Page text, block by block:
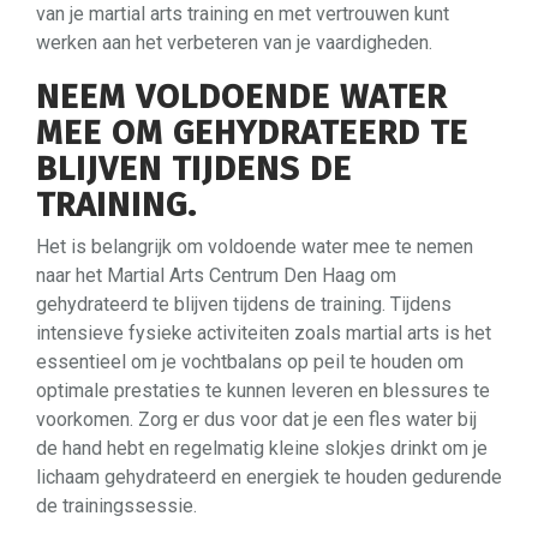
van je martial arts training en met vertrouwen kunt
werken aan het verbeteren van je vaardigheden.
NEEM VOLDOENDE WATER
MEE OM GEHYDRATEERD TE
BLIJVEN TIJDENS DE
TRAINING.
Het is belangrijk om voldoende water mee te nemen
naar het Martial Arts Centrum Den Haag om
gehydrateerd te blijven tijdens de training. Tijdens
intensieve fysieke activiteiten zoals martial arts is het
essentieel om je vochtbalans op peil te houden om
optimale prestaties te kunnen leveren en blessures te
voorkomen. Zorg er dus voor dat je een fles water bij
de hand hebt en regelmatig kleine slokjes drinkt om je
lichaam gehydrateerd en energiek te houden gedurende
de trainingssessie.